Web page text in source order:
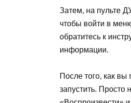
Затем, на пульте
чтобы войти в
обратитесь к
информации.
После того, как вы
запустить.